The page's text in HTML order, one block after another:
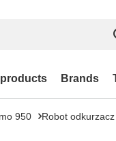
Brands
950 Robot